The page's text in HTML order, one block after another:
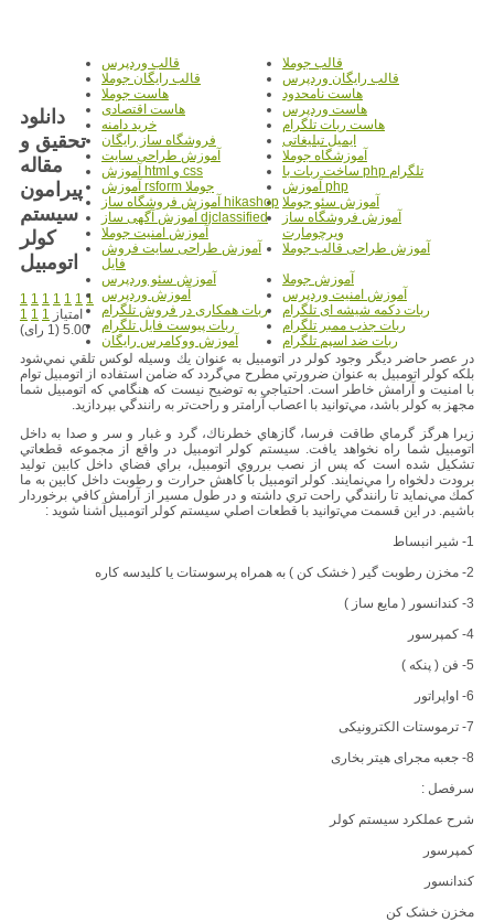
قالب جوملا
قالب وردپرس
قالب رایگان وردپرس
قالب رایگان جوملا
هاست نامحدود
هاست جوملا
هاست وردپرس
هاست اقتصادی
هاست ربات تلگرام
خرید دامنه
ایمیل تبلیغاتی
فروشگاه ساز رایگان
آموزشگاه جوملا
آموزش طراحی سایت
ساخت ربات با php تلگرام
آموزش html و css
آموزش php
آموزش rsform جوملا
آموزش سئو جوملا آموزش فروشگاه ساز hikashop
آموزش فروشگاه ساز
ویرچومارت
آموزش آگهی ساز djclassified
آموزش امنیت جوملا
آموزش طراحی قالب جوملا
آموزش طراحی سایت فروش
فایل
آموزش جوملا
آموزش سئو وردپرس
آموزش امنیت وردپرس
آموزش وردپرس
ربات دکمه شیشه ای تلگرام
ربات همکاری در فروش تلگرام
ربات جذب ممبر تلگرام
ربات پیوست فایل تلگرام
ربات ضد اسپم تلگرام
آموزش ووکامرس رایگان
دانلود
تحقیق و
مقاله
پیرامون
سیستم
کولر
اتومبیل
1 1 1 1 1 1 1
1 1 1 امتیاز
5.00 (1 رای)
در عصر حاضر ديگر وجود كولر در اتومبيل به عنوان يك وسيله لوكس تلقي نمي‌شود
بلكه كولر اتومبيل به عنوان ضرورتي مطرح مي‌گردد كه ضامن استفاده از اتومبيل توام
با امنيت و آرامش خاطر است. احتياجي به توضيح نيست كه هنگامي كه اتومبيل شما
مجهز به كولر باشد، مي‌توانيد با اعصاب آرامتر و راحت‌تر به رانندگي بپردازيد.
زيرا هرگز گرماي طاقت فرسا، گازهاي خطرناك، گرد و غبار و سر و صدا به داخل
اتومبيل شما راه نخواهد يافت. سيستم كولر اتومبيل در واقع از مجموعه قطعاتي
تشكيل شده است كه پس از نصب برروي اتومبيل، براي فضاي داخل كابين توليد
برودت دلخواه را مي‌نمايند. كولر اتومبيل با كاهش حرارت و رطوبت داخل كابين به ما
كمك مي‌نمايد تا رانندگي راحت تري داشته و در طول مسير از آرامش كافي برخوردار
باشيم. در اين قسمت مي‌توانيد با قطعات اصلي سيستم كولر اتومبيل آشنا شويد :
1- شیر انبساط
2- مخزن رطوبت گیر ( خشک کن ) به همراه پرسوستات یا کلیدسه کاره
3- کندانسور ( مایع ساز )
4- کمپرسور
5- فن ( پنکه )
6- اواپراتور
7- ترموستات الکترونیکی
8- جعبه مجرای هیتر بخاری
سرفصل :
شرح عملکرد سیستم کولر
کمپرسور
کندانسور
مخزن خشک کن